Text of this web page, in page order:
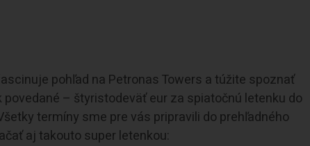
pohľad na Petronas Towers a túžite spoznať
– štyristodeväť eur za spiatočnú letenku do
termíny sme pre vás pripravili do prehľadného
aj takouto super letenkou: